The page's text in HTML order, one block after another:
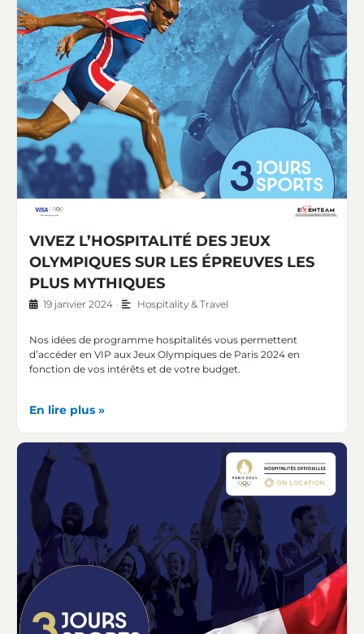
VIVEZ L’HOSPITALITÉ DES JEUX
OLYMPIQUES SUR LES ÉPREUVES LES
PLUS MYTHIQUES
19 janvier 2024 • Hospitality & Travel
Nos idées de programme hospitalités vous permettent
d’accéder en VIP aux Jeux Olympiques de Paris 2024 en
fonction de vos intérêts et de votre budget.
En lire plus »